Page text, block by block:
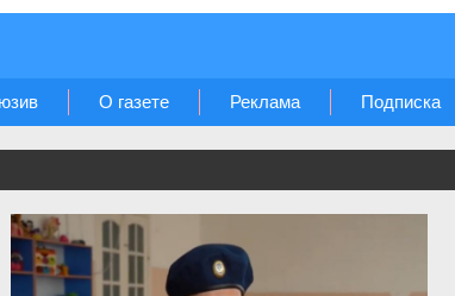
О газете Реклама Подписка